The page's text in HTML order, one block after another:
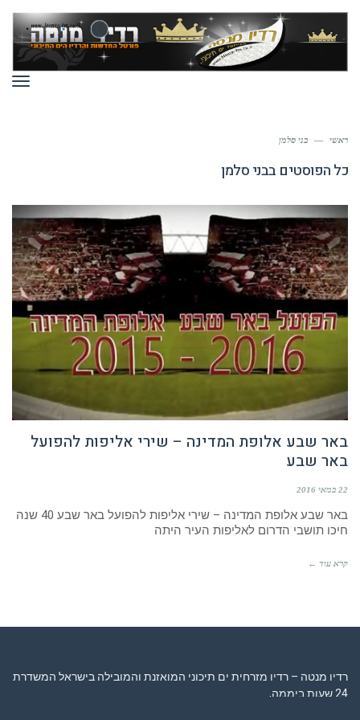
ראשי — בני סלמן
כל הפוסטים בבני סלמן
באר שבע אלופת המדינה – שירי אליפות להפועל
באר שבע
22 במאי 2016
באר שבע אלופת המדינה – שירי אליפות להפועל באר שבע 40 שנה
חיכו תושבי הדרום לאליפות העיר היתה
קרא עוד ←
רדיו מנטה – רדיו מזרחית ים תיכוני המואזנת והמובילה בישראל המשדרת
24 שעות ביממה,